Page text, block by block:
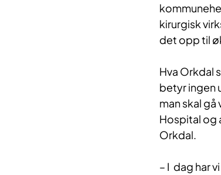
kirurgisk
det opp til
Hva Orkdal
betyr ingen
man skal
Hospital og
Orkdal.
– I dag har